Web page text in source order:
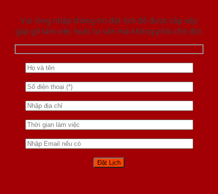
Vui lòng nhập thông tin đặt lịch để được sắp xếp
gặp gỡ làm việc hoăc tư vấn mà không phải chờ đợi.